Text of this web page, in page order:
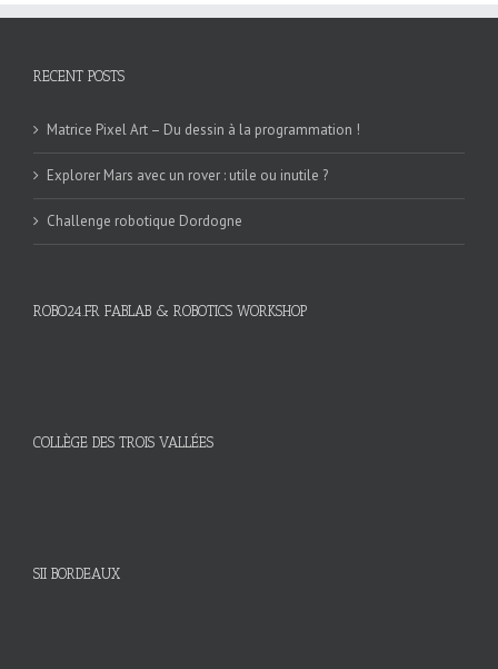
RECENT POSTS
Matrice Pixel Art – Du dessin à la programmation !
Explorer Mars avec un rover : utile ou inutile ?
Challenge robotique Dordogne
ROBO24.FR FABLAB & ROBOTICS WORKSHOP
COLLÈGE DES TROIS VALLÉES
SII BORDEAUX